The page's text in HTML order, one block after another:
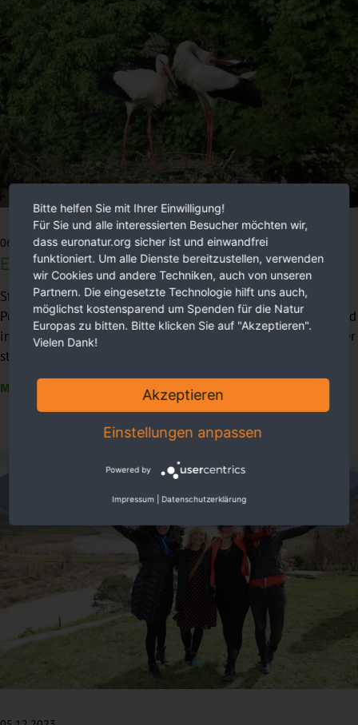
06.02.2024
Ein Vogel, der verbindet
Störche, wohin man schaut. Das Storchendorf Pentowo in
Polen ist ein Eldorado für Fans von Meister Adebar. Dort fand
im Mai 2023 das 20. Treffen der Europäischen Storchendörfer
statt: für alle Beteiligten ein besonderes Erlebnis.
MEHR ERFAHREN ...
Bitte helfen Sie mit Ihrer Einwilligung!
Für Sie und alle interessierten Besucher möchten wir,
dass euronatur.org sicher ist und einwandfrei
funktioniert. Um alle Dienste bereitzustellen, verwenden
wir Cookies und andere Techniken, auch von unseren
Partnern. Die eingesetzte Technologie hilft uns auch,
möglichst kostensparend um Spenden für die Natur
Europas zu bitten. Bitte klicken Sie auf "Akzeptieren".
Vielen Dank!
Akzeptieren
Einstellungen anpassen
Powered by
Impressum Datenschutzerklärung